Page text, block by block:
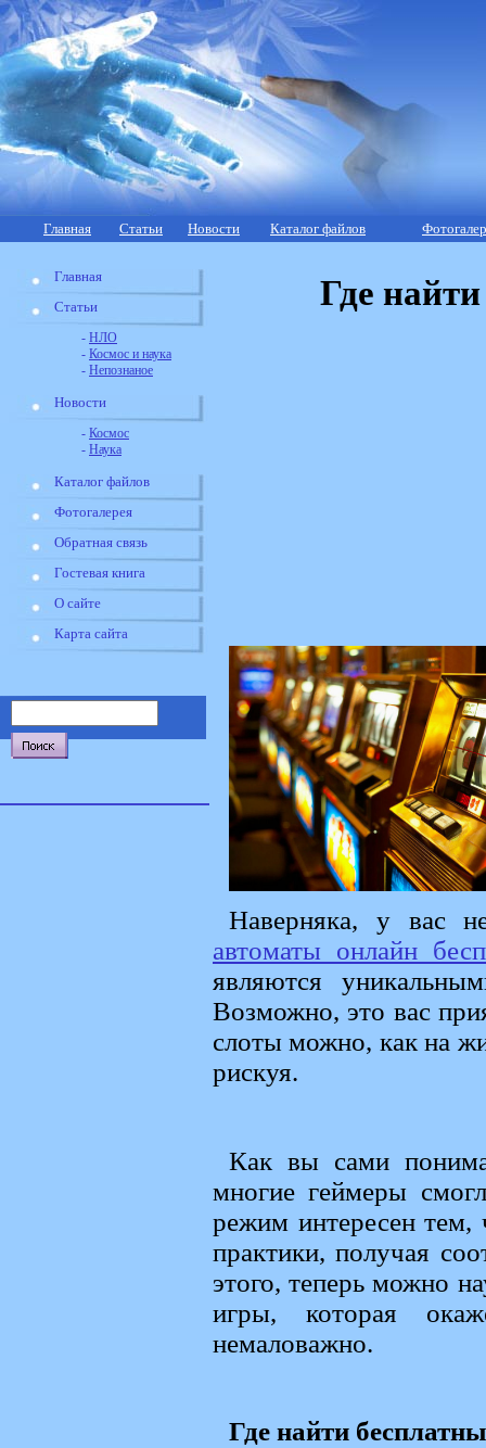
Главная Статьи Новости Каталог файлов
Главная
Статьи
- НЛО
- Космос и наука
- Непознаное
Новости
- Космос
- Наука
Каталог файлов
Фотогалерея
Обратная связь
Гостевая книга
О сайте
Карта сайта
Где
Наверняка, у вас
автоматы онлайн
являются
Возможно, это вас
слоты можно, как на
рискуя.
Как вы сами
многие геймеры
режим интересен тем,
практики, получая
этого, теперь можно
игры, которая
немаловажно.
Где найти